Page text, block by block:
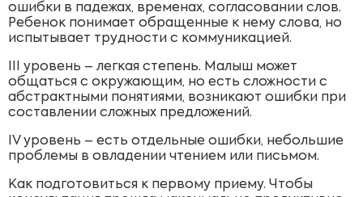
ошибки в падежах, временах, согласовании слов.
Ребенок понимает обращенные к нему слова, но
испытывает трудности с коммуникацией.
III уровень – легкая степень. Малыш может
общаться с окружающим, но есть сложности с
абстрактными понятиями, возникают ошибки при
составлении сложных предложений.
IV уровень – есть отдельные ошибки, небольшие
проблемы в овладении чтением или письмом.
Как подготовиться к первому приему. Чтобы